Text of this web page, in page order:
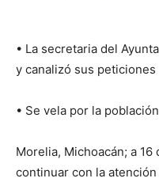
• La secretaria del
y canalizó sus peticiones
• Se vela por la
Morelia, Michoacán; a 16
continuar con la